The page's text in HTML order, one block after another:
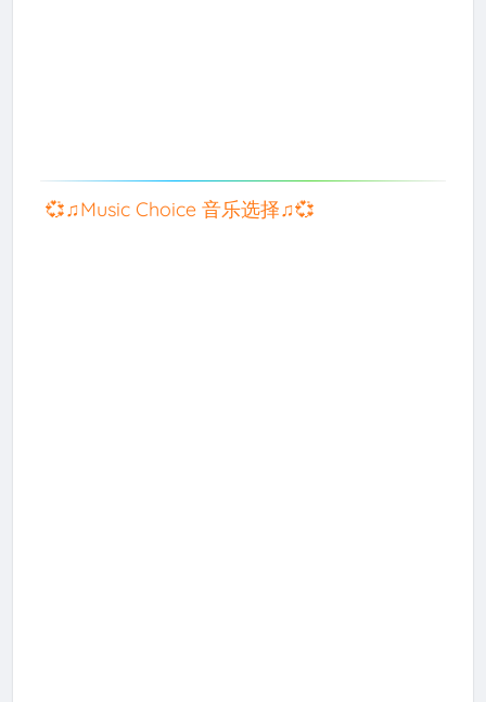
💞♫Music Choice 音乐选择♫💞